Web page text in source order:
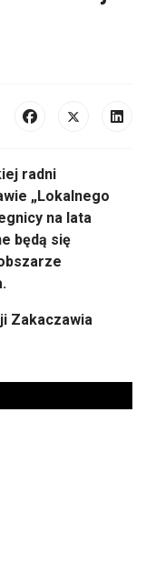
radni
„Lokalnego
na lata
będą się